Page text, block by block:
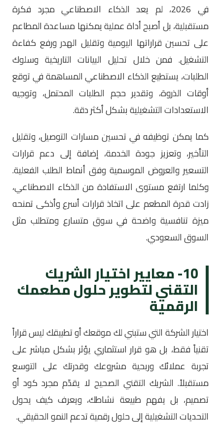
في 2026، لم يعد الذكاء الاصطناعي مجرد فكرة
مستقبلية، بل أصبح أداة عملية يمكنها مساعدة المطاعم
على تحسين قراراتها اليومية وتقليل الهدر ورفع كفاءة
التشغيل. فمن خلال تحليل البيانات التاريخية وسلوك
الطلبات، يستطيع الذكاء الاصطناعي المساهمة في توقع
أوقات الذروة، وتقدير حجم الطلبات المحتمل، وتوجيه
الاستعدادات التشغيلية بشكل أكثر دقة.
كما يمكن توظيفه في تحسين مسارات التوصيل، وتقليل
التأخير، وتعزيز جودة الخدمة، إضافة إلى دعم قرارات
التسعير والعروض الموسمية وفق أنماط الطلب الفعلية.
وكلما ارتفع مستوى الاستفادة من الذكاء الاصطناعي،
زادت قدرة المطعم على اتخاذ قرارات أسرع وأذكى تمنحه
ميزة تنافسية واضحة في سوق متسارع ومتطلب مثل
السوق السعودي.
10- معايير اختيار الشريك
التقني لتطوير حلول مطعمك
الرقمية
اختيار الشركة التي ستبني لك موقعك أو تطبيقك ليس قراراً
تقنياً فقط، بل هو قرار استثماري يؤثر بشكل مباشر على
تجربة عملائك وربحية مشروعك وقدرتك على التوسع
مستقبلاً. الشريك التقني الصحيح لا يقدّم مجرد كود أو
تصميم، بل يفهم طبيعة نشاطك، ويعرف كيف يحول
التحديات التشغيلية إلى حلول رقمية تدعم النمو الحقيقي.